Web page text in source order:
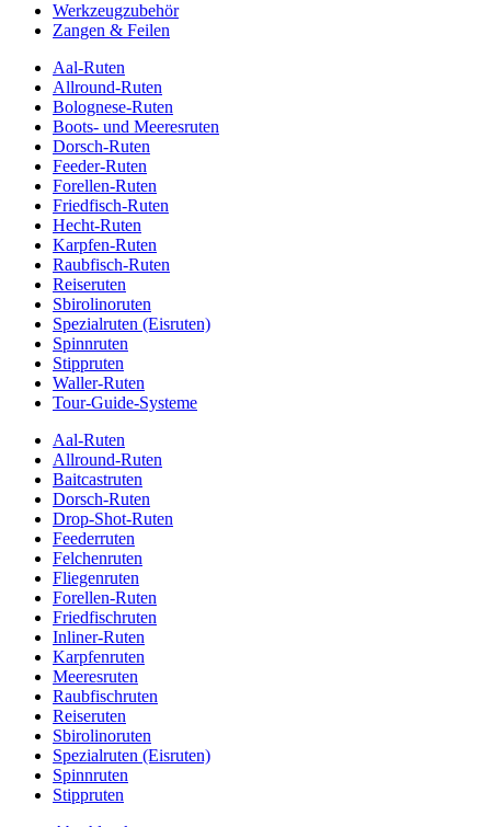
Werkzeugzubehör
Zangen & Feilen
Aal-Ruten
Allround-Ruten
Bolognese-Ruten
Boots- und Meeresruten
Dorsch-Ruten
Feeder-Ruten
Forellen-Ruten
Friedfisch-Ruten
Hecht-Ruten
Karpfen-Ruten
Raubfisch-Ruten
Reiseruten
Sbirolinoruten
Spezialruten (Eisruten)
Spinnruten
Stippruten
Waller-Ruten
Tour-Guide-Systeme
Aal-Ruten
Allround-Ruten
Baitcastruten
Dorsch-Ruten
Drop-Shot-Ruten
Feederruten
Felchenruten
Fliegenruten
Forellen-Ruten
Friedfischruten
Inliner-Ruten
Karpfenruten
Meeresruten
Raubfischruten
Reiseruten
Sbirolinoruten
Spezialruten (Eisruten)
Spinnruten
Stippruten